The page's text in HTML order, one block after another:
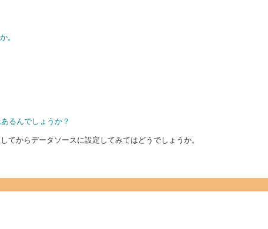
。
あるんでしょうか？
てからデータソースに設定してみてはどうでしょうか。